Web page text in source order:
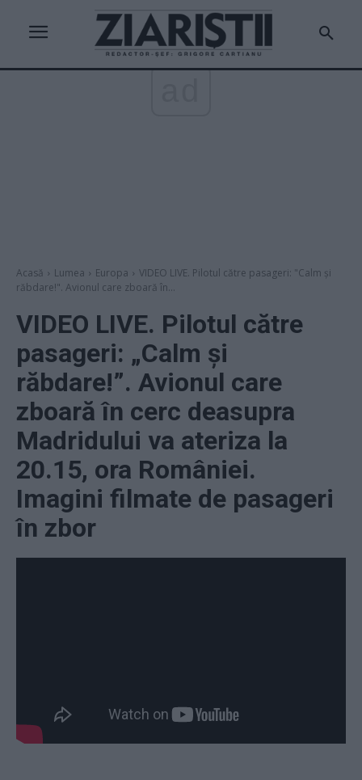
Acasă Lumea Europa
VIDEO LIVE. Pilotul către pasageri: "Calm şi
răbdare!". Avionul care zboară în...
VIDEO LIVE. Pilotul către
pasageri: „Calm şi
răbdare!”. Avionul care
zboară în cerc deasupra
Madridului va ateriza la
20.15, ora României.
Imagini filmate de pasageri
în zbor